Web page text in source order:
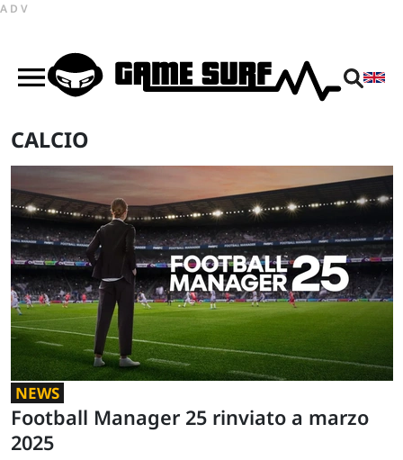
ADV
CALCIO
NEWS
Football Manager 25 rinviato a marzo
2025